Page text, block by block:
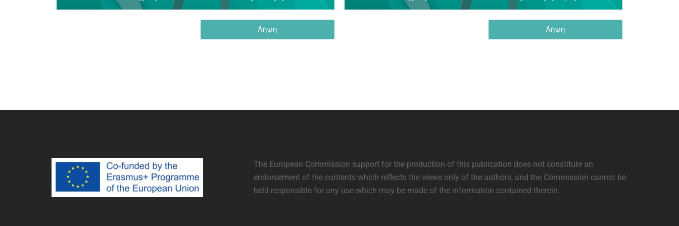
Λήψη Λήψη
The European Commission support for the production of this publication does not constitute an
endorsement of the contents which reflects the views only of the authors, and the Commission cannot be
held responsible for any use which may be made of the information contained therein.